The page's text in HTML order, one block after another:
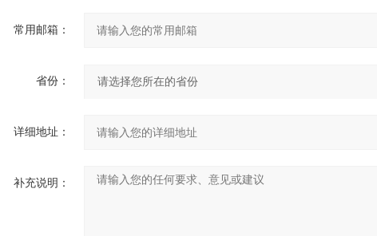
常用邮箱：
省份：
详细地址：
补充说明：